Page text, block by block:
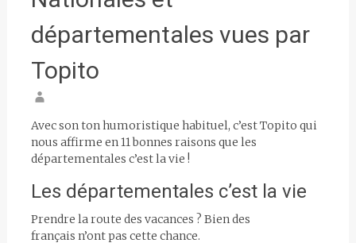
départementales vues par
Topito
Avec son ton humoristique habituel, c’est Topito qui
nous affirme en 11 bonnes raisons que les
départementales c’est la vie !
Les départementales c’est la vie
Prendre la route des vacances ? Bien des
français n’ont pas cette chance.